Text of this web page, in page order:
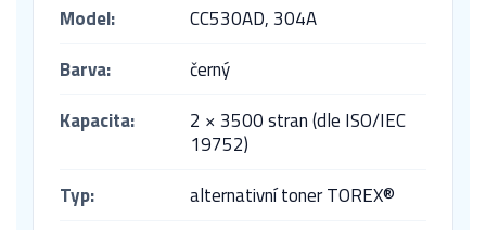
Model: CC530AD, 304A
Barva:
černý
Kapacita:
2 × 3500 stran (dle ISO/IEC
19752)
Typ:
alternativní toner TOREX®